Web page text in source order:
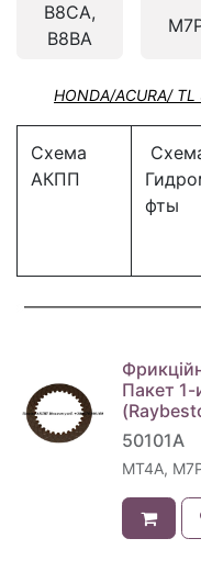
B8CA,
B8BA
HONDA/ACURA/
Схема
АКПП
фты
Пакет 1-
50101A
MT4A,